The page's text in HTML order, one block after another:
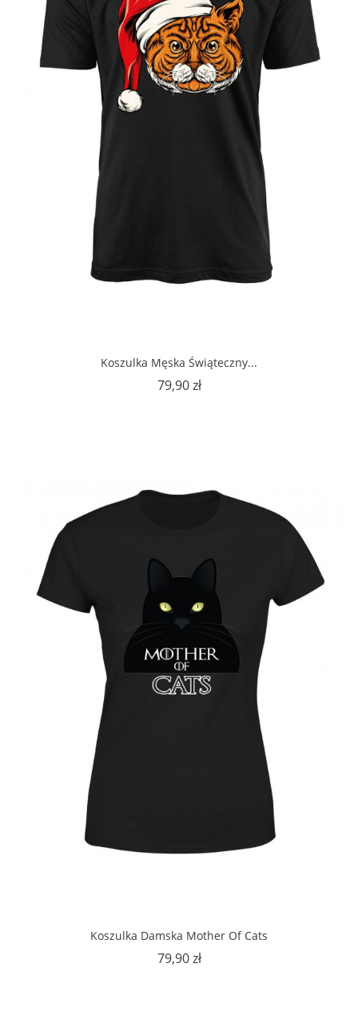
Koszulka Męska Świąteczny...
79,90 złCena
Koszulka Damska Mother Of Cats
79,90 złCena